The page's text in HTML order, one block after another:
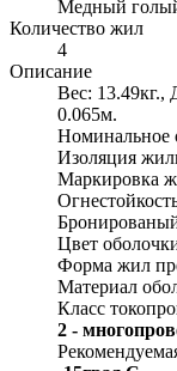
Медный
Количество жил
4
Описание
Вес:
0.065м.
Номинальное
Изоляция
Маркировка
Цвет
Форма жил
Материал
Класс
2 -